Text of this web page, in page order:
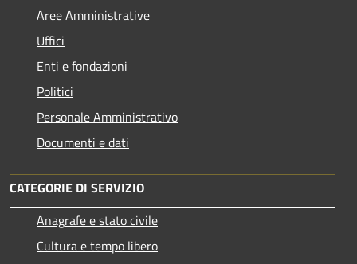
Aree Amministrative
Uffici
Enti e fondazioni
Politici
Personale Amministrativo
Documenti e dati
CATEGORIE DI SERVIZIO
Anagrafe e stato civile
Cultura e tempo libero